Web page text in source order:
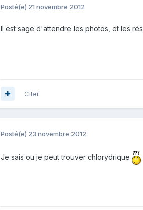
Posté(e) 21 novembre 2012
Il est sage d'attendre les photos, et les
Citer
Posté(e) 23 novembre 2012
Je sais ou je peut trouver chlorydrique